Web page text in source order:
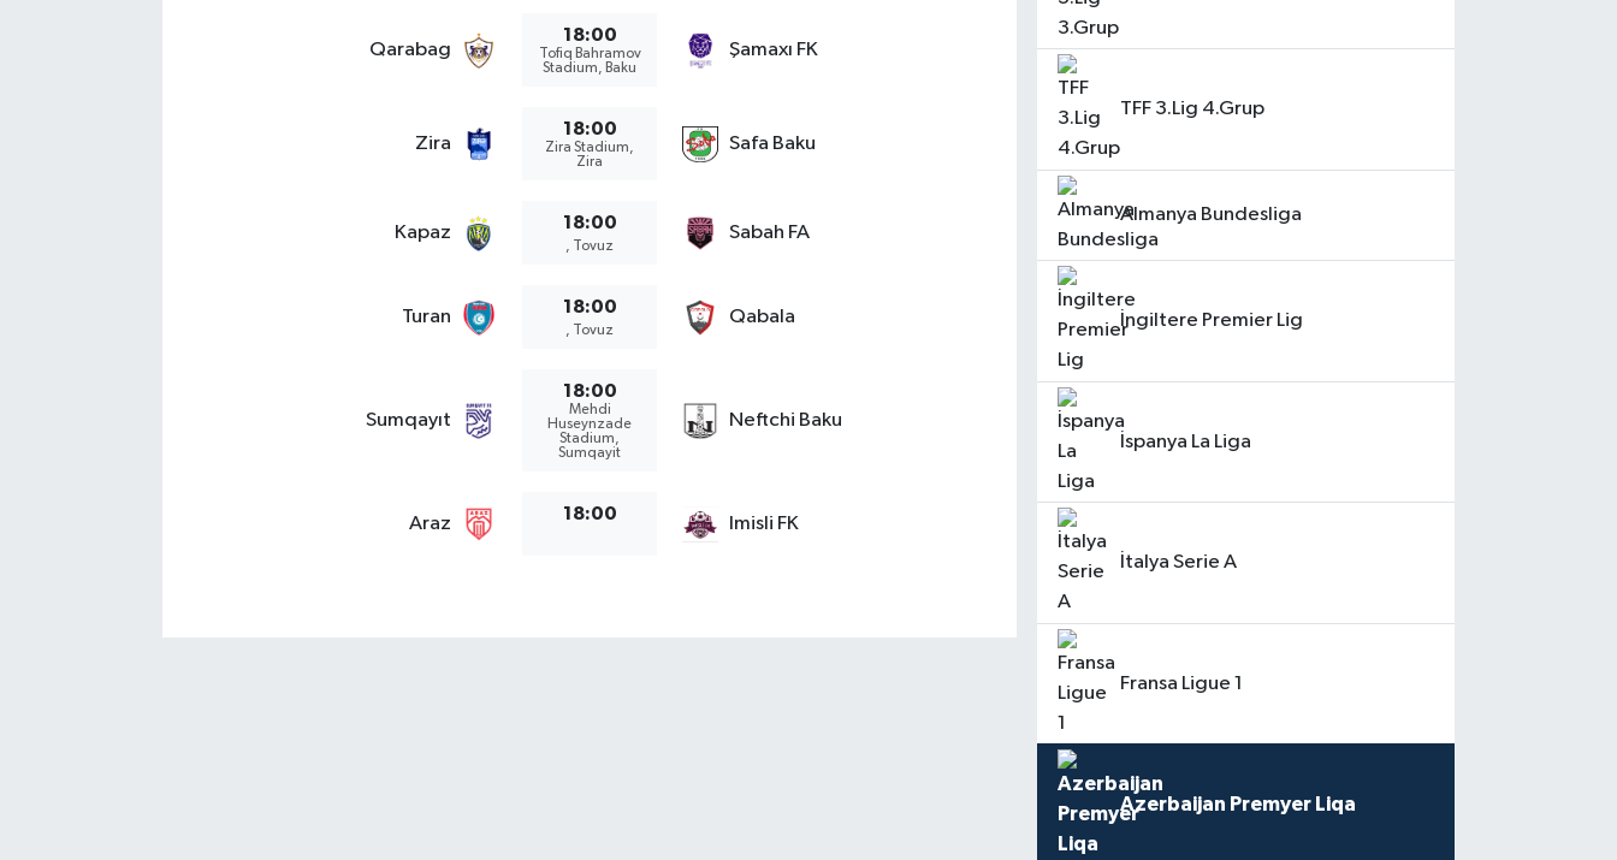
Qarabag
18:00
Tofiq Bahramov
Stadium, Baku
Şamaxı FK
Zira
18:00
Zira Stadium,
Zira
Safa Baku
Kapaz
18:00
, Tovuz
Sabah FA
Turan
18:00
, Tovuz
Qabala
Sumqayıt
18:00
Mehdi
Huseynzade
Stadium,
Sumqayit
Neftchi Baku
Araz
18:00
Imisli FK
TFF 3.Lig 4.Grup
Almanya Bundesliga
İngiltere Premier Lig
İspanya La Liga
İtalya Serie A
Fransa Ligue 1
Azerbaijan Premyer Liqa